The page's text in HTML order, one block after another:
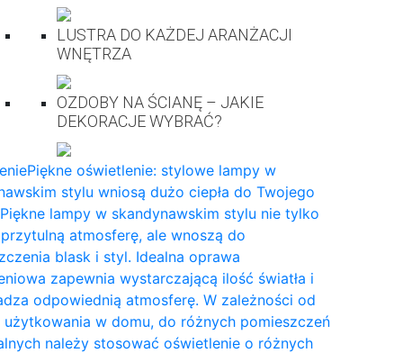
LUSTRA DO KAŻDEJ ARANŻACJI
WNĘTRZA
OZDOBY NA ŚCIANĘ – JAKIE
DEKORACJE WYBRAĆ?
Piękne oświetlenie: stylowe lampy w
stylu wniosą dużo ciepła do Twojego
lampy w skandynawskim stylu nie tylko
atmosferę, ale wnoszą do
blask i styl. Idealna oprawa
zapewnia wystarczającą ilość światła i
odpowiednią atmosferę. W zależności od
użytkowania w domu, do różnych pomieszczeń
należy stosować oświetlenie o różnych